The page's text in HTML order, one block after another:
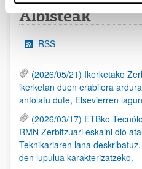
Albisteak
RSS
(2026/05/21) Ikerketako
ikerketan duen erabilera
antolatu dute, Elsevierren
(2026/03/17) ETBko
RMN Zerbitzuari eskaini dio
Teknikariaren lana
den lupulua karakterizatzeko.